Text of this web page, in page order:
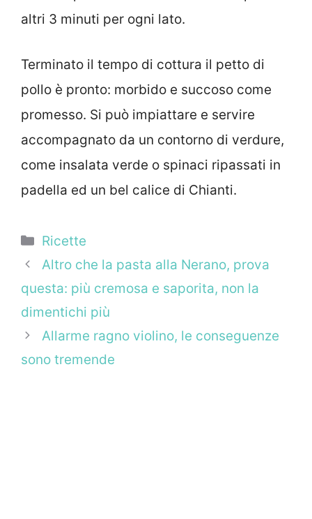
altri 3 minuti per ogni lato.
Terminato il tempo di cottura il petto di
pollo è pronto: morbido e succoso come
promesso. Si può impiattare e servire
accompagnato da un contorno di verdure,
come insalata verde o spinaci ripassati in
padella ed un bel calice di Chianti.
Categorie
Ricette
Altro che la pasta alla Nerano, prova
questa: più cremosa e saporita, non la
dimentichi più
Allarme ragno violino, le conseguenze
sono tremende